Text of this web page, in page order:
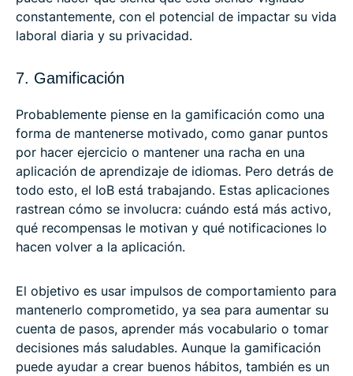
constantemente, con el potencial de impactar su vida
laboral diaria y su privacidad.
7. Gamificación
Probablemente piense en la gamificación como una
forma de mantenerse motivado, como ganar puntos
por hacer ejercicio o mantener una racha en una
aplicación de aprendizaje de idiomas. Pero detrás de
todo esto, el IoB está trabajando. Estas aplicaciones
rastrean cómo se involucra: cuándo está más activo,
qué recompensas le motivan y qué notificaciones lo
hacen volver a la aplicación.
El objetivo es usar impulsos de comportamiento para
mantenerlo comprometido, ya sea para aumentar su
cuenta de pasos, aprender más vocabulario o tomar
decisiones más saludables. Aunque la gamificación
puede ayudar a crear buenos hábitos, también es un